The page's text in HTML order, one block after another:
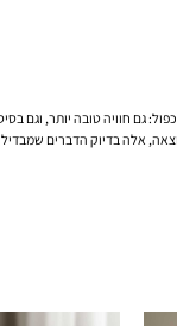
גם חוויה טובה יותר, וגם
אלה בדיוק הדברים